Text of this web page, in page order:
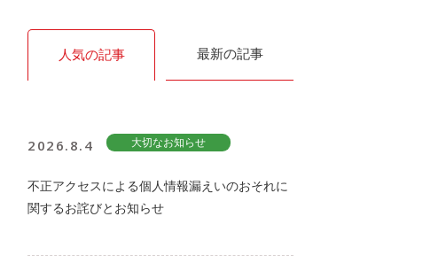
人気の記事 最新の記事
2026.8.4 大切なお知らせ
不正アクセスによる個人情報漏えいのおそれに
関するお詫びとお知らせ